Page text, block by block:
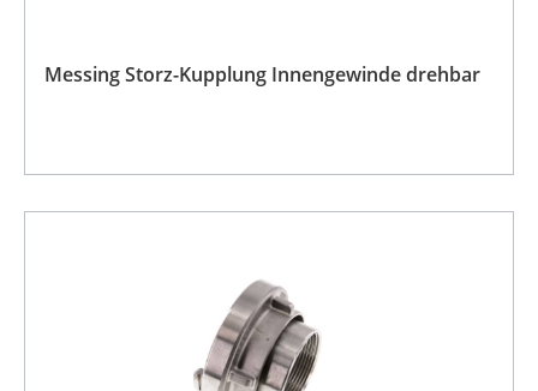
Messing Storz-Kupplung Innengewinde drehbar